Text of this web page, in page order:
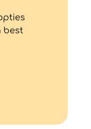
best